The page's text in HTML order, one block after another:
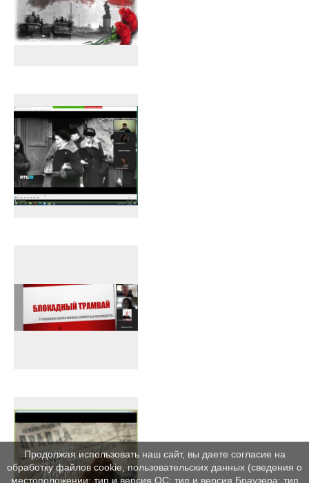
Продолжая использовать наш сайт, вы даете согласие на
обработку файлов cookie, пользовательских данных (сведения о
местоположении; тип и версия ОС; тип и версия Браузера; тип